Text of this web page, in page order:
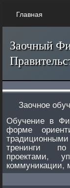
Главная
Заочный
Заочное
Обучение в
форме
тренинги
проектами,
коммуникации,